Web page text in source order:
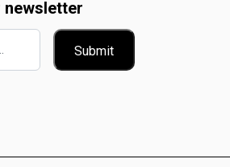
newsletter
Submit